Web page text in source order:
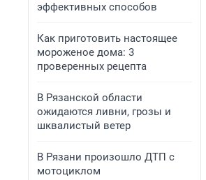
эффективных способов
Как приготовить настоящее
мороженое дома: 3
проверенных рецепта
В Рязанской области
ожидаются ливни, грозы и
шквалистый ветер
В Рязани произошло ДТП с
мотоциклом